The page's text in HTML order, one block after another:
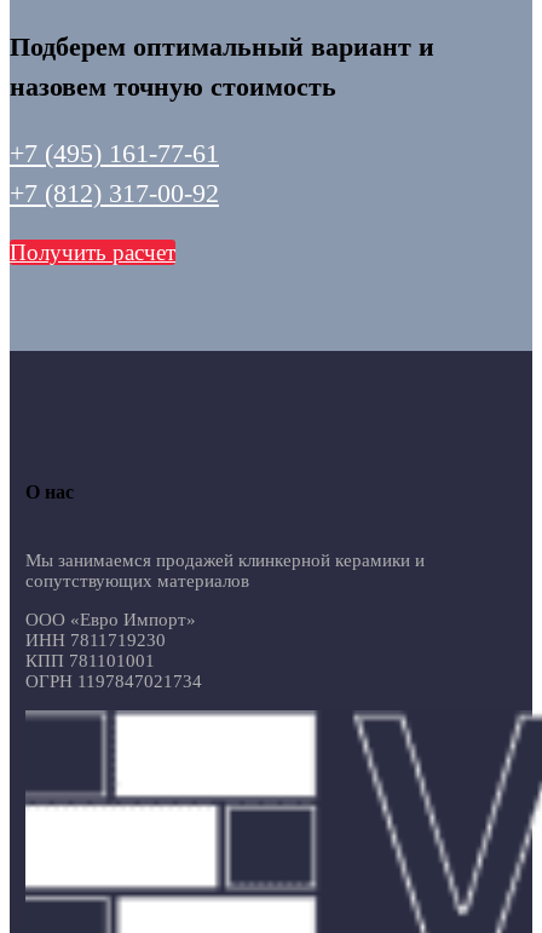
Подберем оптимальный вариант и
назовем точную стоимость
+7 (495) 161-77-61
+7 (812) 317-00-92
Получить расчет
О нас
Мы занимаемся продажей клинкерной керамики и
сопутствующих материалов
ООО «Евро Импорт»
ИНН 7811719230
КПП 781101001
ОГРН 1197847021734